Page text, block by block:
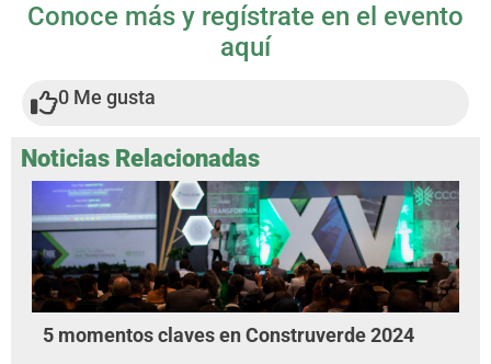
Noticias Relacionadas
5 momentos claves en Construverde 2024​
Conoce más y regístrate en el evento
aquí
0 Me gusta